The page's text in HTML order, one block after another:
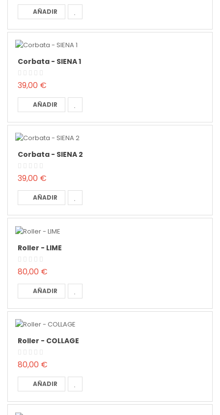
AÑADIR
Corbata - SIENA 1
39,00 €
AÑADIR
Corbata - SIENA 2
39,00 €
AÑADIR
Roller - LIME
80,00 €
AÑADIR
Roller - COLLAGE
80,00 €
AÑADIR